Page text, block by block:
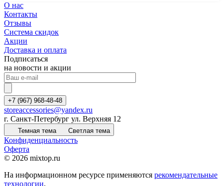
О нас
Контакты
Отзывы
Система скидок
Акции
Доставка и оплата
Подписаться
на новости и акции
+7 (967) 968-48-48
storeaccessories@yandex.ru
г. Санкт-Петербург ул. Верхняя 12
Темная тема Светлая тема
Конфиденциальность
Оферта
© 2026 mixtop.ru
На информационном ресурсе применяются рекомендательные
технологии.